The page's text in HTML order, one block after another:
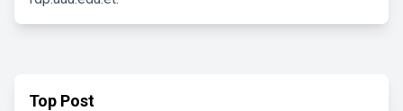
Top Post